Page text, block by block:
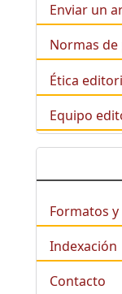
Enviar un
Normas
Ética
Equipo
Formatos
Indexación
Contacto